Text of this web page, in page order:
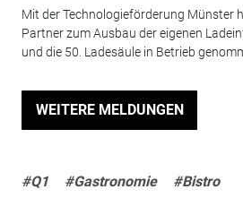
Mit der Technologieförderung Münster
Partner zum Ausbau der eigenen
und die 50. Ladesäule in Betrieb
WEITERE MELDUNGEN
#Q1 #Gastronomie #Bistro